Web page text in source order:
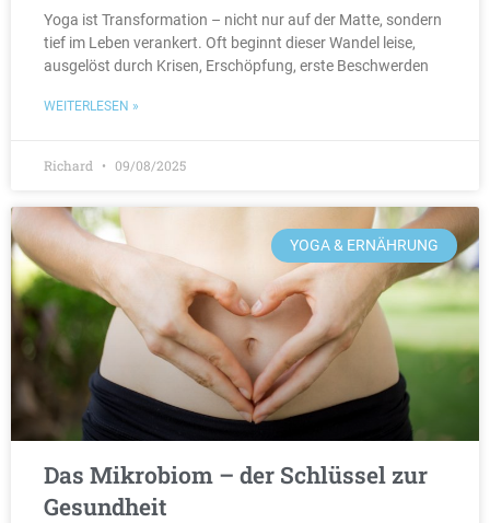
Yoga ist Transformation – nicht nur auf der Matte, sondern
tief im Leben verankert. Oft beginnt dieser Wandel leise,
ausgelöst durch Krisen, Erschöpfung, erste Beschwerden
WEITERLESEN »
Richard 09/08/2025
YOGA & ERNÄHRUNG
Das Mikrobiom – der Schlüssel zur
Gesundheit